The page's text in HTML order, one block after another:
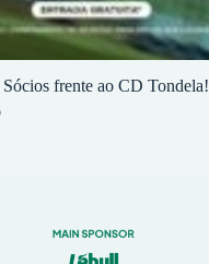
Sócios frente ao CD Tondela!